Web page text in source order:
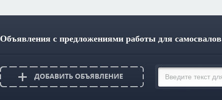
Объявления с предложениями работы для